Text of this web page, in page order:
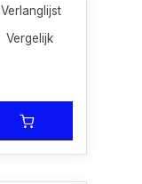
Verlanglijst
Vergelijk